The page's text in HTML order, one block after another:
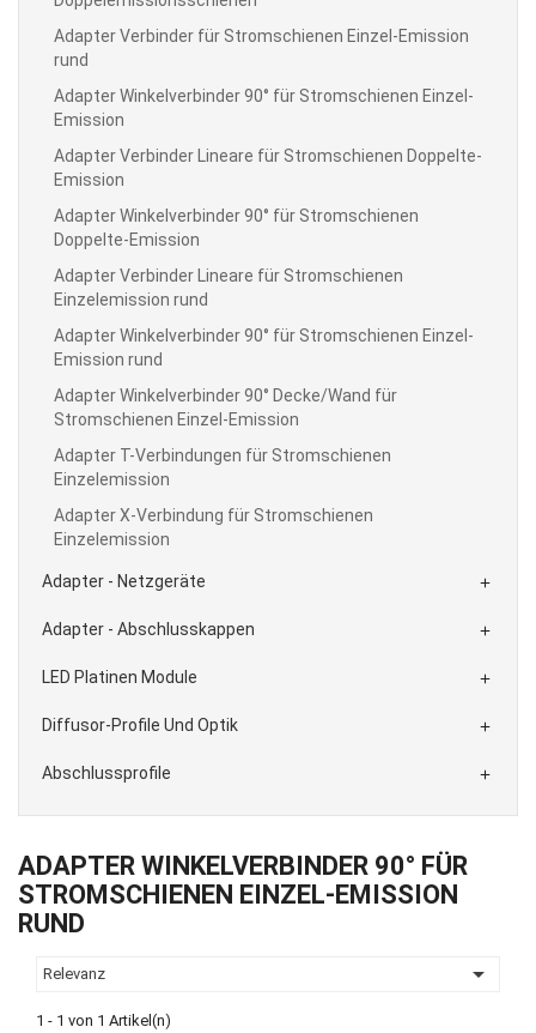
Adapter Verbinder für Stromschienen Einzel-Emission
rund
Adapter Winkelverbinder 90° für Stromschienen Einzel-
Emission
Adapter Verbinder Lineare für Stromschienen Doppelte-
Emission
Adapter Winkelverbinder 90° für Stromschienen
Doppelte-Emission
Adapter Verbinder Lineare für Stromschienen
Einzelemission rund
Adapter Winkelverbinder 90° für Stromschienen Einzel-
Emission rund
Adapter Winkelverbinder 90° Decke/Wand für
Stromschienen Einzel-Emission
Adapter T-Verbindungen für Stromschienen
Einzelemission
Adapter X-Verbindung für Stromschienen
Einzelemission
Adapter - Netzgeräte 
Adapter - Abschlusskappen 
LED Platinen Module 
Diffusor-Profile Und Optik 
Abschlussprofile 
ADAPTER WINKELVERBINDER 90° FÜR
STROMSCHIENEN EINZEL-EMISSION
RUND
Relevanz 
1 - 1 von 1 Artikel(n)